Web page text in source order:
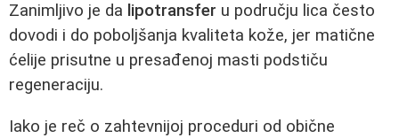
Zanimljivo je da lipotransfer u području lica često
dovodi i do poboljšanja kvaliteta kože, jer matične
ćelije prisutne u presađenoj masti podstiču
regeneraciju.
Iako je reč o zahtevnijoj proceduri od obične